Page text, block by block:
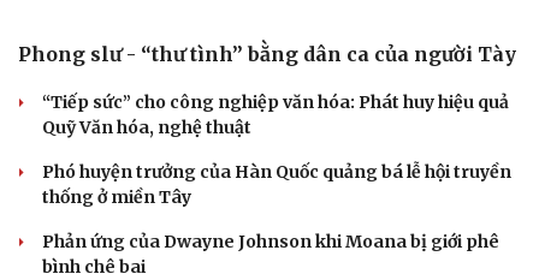
Dinh dưỡng - món ngon
Cây thuốc
Sản phụ khoa
Nhi khoa
Nhà đẹp
Tình yêu - Gia đình
Ngại khám bệnh, nhiều người tự chữa bệnh xã hội rồi
nhận hậu quả lớn
Truyện ngắn: "Bờ sông gió thổi" (Phần đầu)
Chính sách giáo dục phải được đo bằng sự tiến bộ, hạnh
phúc của học sinh
VĂN HÓA